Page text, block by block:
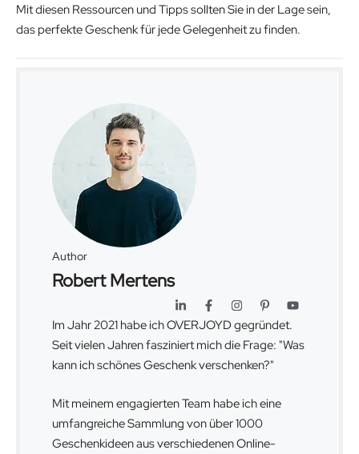
Mit diesen Ressourcen und Tipps sollten Sie in der Lage sein,
das perfekte Geschenk für jede Gelegenheit zu finden.
Author
Robert Mertens
Im Jahr 2021 habe ich OVERJOYD gegründet.
Seit vielen Jahren fasziniert mich die Frage: "Was
kann ich schönes Geschenk verschenken?"
Mit meinem engagierten Team habe ich eine
umfangreiche Sammlung von über 1000
Geschenkideen aus verschiedenen Online-